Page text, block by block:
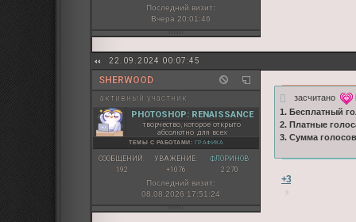
Последний визит:
Вчера 20:01:46
22.09.2024 00:07:45
SHERWOOD
активный участник
PHOTOSHOP: RENAISSANCE
творчество, которое открыто
абсолютно для всех
ТЕМЫ С РАБОТАМИ: ГРАФИКА
СООБЩЕНИЙ:
192
УВАЖЕНИЕ:
+1076
ФЛОРИНОВ:
2 270
Последний визит:
08.08.2026 17:51:24
засчитано
1. Бесплатный
2. Платные
3. Сумма
+3